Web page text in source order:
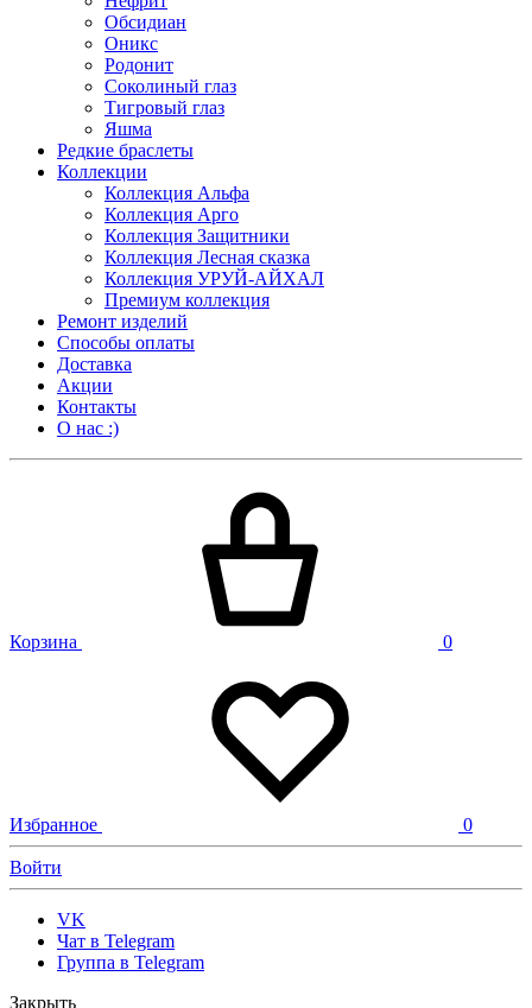
Обсидиан
Оникс
Родонит
Соколиный глаз
Тигровый глаз
Яшма
Редкие браслеты
Коллекции
Коллекция Альфа
Коллекция Арго
Коллекция Защитники
Коллекция Лесная сказка
Коллекция УРУЙ-АЙХАЛ
Премиум коллекция
Ремонт изделий
Способы оплаты
Доставка
Акции
Контакты
О нас :)
Корзина 0
Избранное 0
Войти
VK
Чат в Telegram
Группа в Telegram
Закрыть